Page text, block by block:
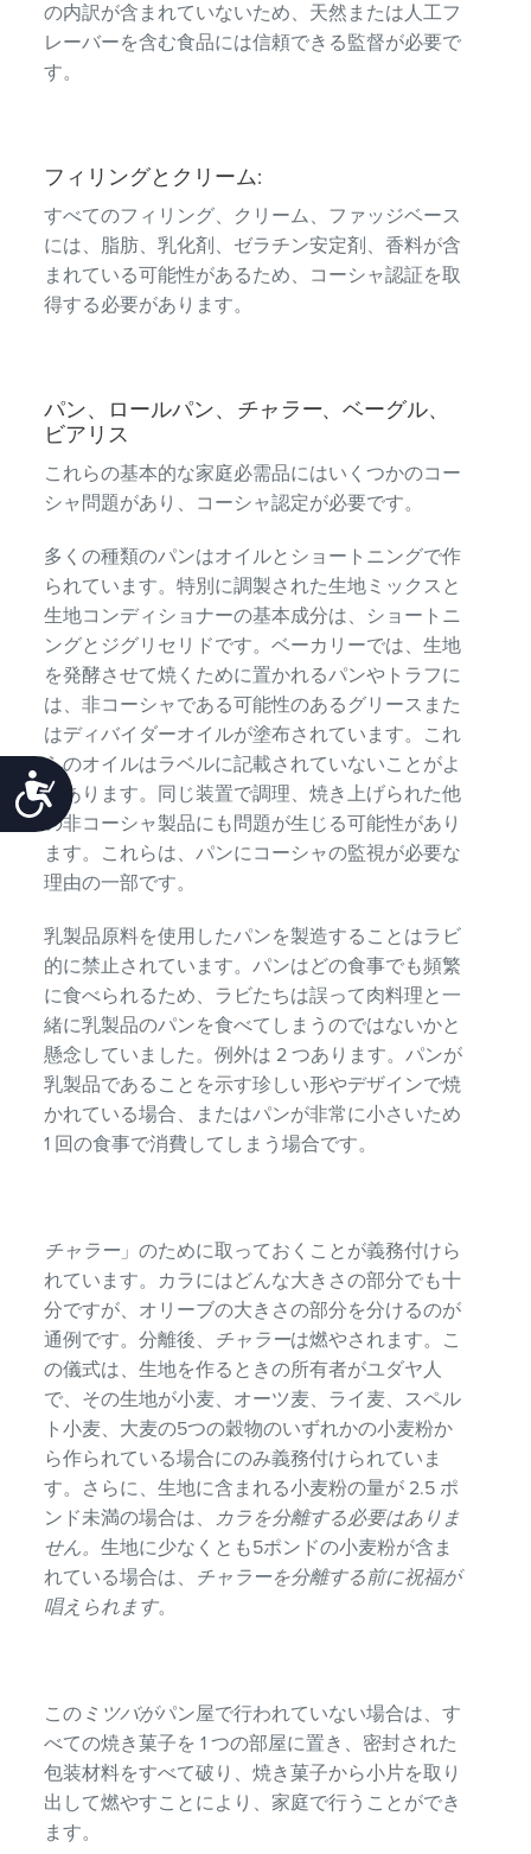
Accessibility
の内訳が含まれていないため、天然または人工フ
レーバーを含む食品には信頼できる監督が必要で
す。
フィリングとクリーム:
すべてのフィリング、クリーム、ファッジベース
には、脂肪、乳化剤、ゼラチン安定剤、香料が含
まれている可能性があるため、コーシャ認証を取
得する必要があります。
パン、ロールパン、 チャラー、ベーグル、
ビアリス
これらの基本的な家庭必需品にはいくつかのコー
シャ問題があり、コーシャ認定が必要です。
多くの種類のパンはオイルとショートニングで作
られています。特別に調製された生地ミックスと
生地コンディショナーの基本成分は、ショートニ
ングとジグリセリドです。ベーカリーでは、生地
を発酵させて焼くために置かれるパンやトラフに
は、非コーシャである可能性のあるグリースまた
はディバイダーオイルが塗布されています。これ
らのオイルはラベルに記載されていないことがよ
くあります。同じ装置で調理、焼き上げられた他
の非コーシャ製品にも問題が生じる可能性があり
ます。これらは、パンにコーシャの監視が必要な
理由の一部です。
乳製品原料を使用したパンを製造することはラビ
的に禁止されています。パンはどの食事でも頻繁
に食べられるため、ラビたちは誤って肉料理と一
緒に乳製品のパンを食べてしまうのではないかと
懸念していました。例外は 2 つあります。パンが
乳製品であることを示す珍しい形やデザインで焼
かれている場合、またはパンが非常に小さいため
1 回の食事で消費してしまう場合です。
チャラー」のために取っておくことが義務付けら
れています。カラにはどんな大きさの部分でも十
分ですが、オリーブの大きさの部分を分けるのが
通例です。分離後、 チャラーは燃やされます。こ
の儀式は、生地を作るときの所有者がユダヤ人
で、その生地が小麦、オーツ麦、ライ麦、スペル
ト小麦、大麦の5つの穀物のいずれかの小麦粉か
ら作られている場合にのみ義務付けられていま
す。さらに、生地に含まれる小麦粉の量が 2.5 ポ
ンド未満の場合は、
カラを分離する必要はありま
せん。生地に少なくとも5ポンドの小麦粉が含ま
れている場合は、 チャラーを分離する前に祝福が
唱えられます。
この ミツバがパン屋で行われていない場合は、す
べての焼き菓子を 1 つの部屋に置き、密封された
包装材料をすべて破り、焼き菓子から小片を取り
出して燃やすことにより、家庭で行うことができ
ます。